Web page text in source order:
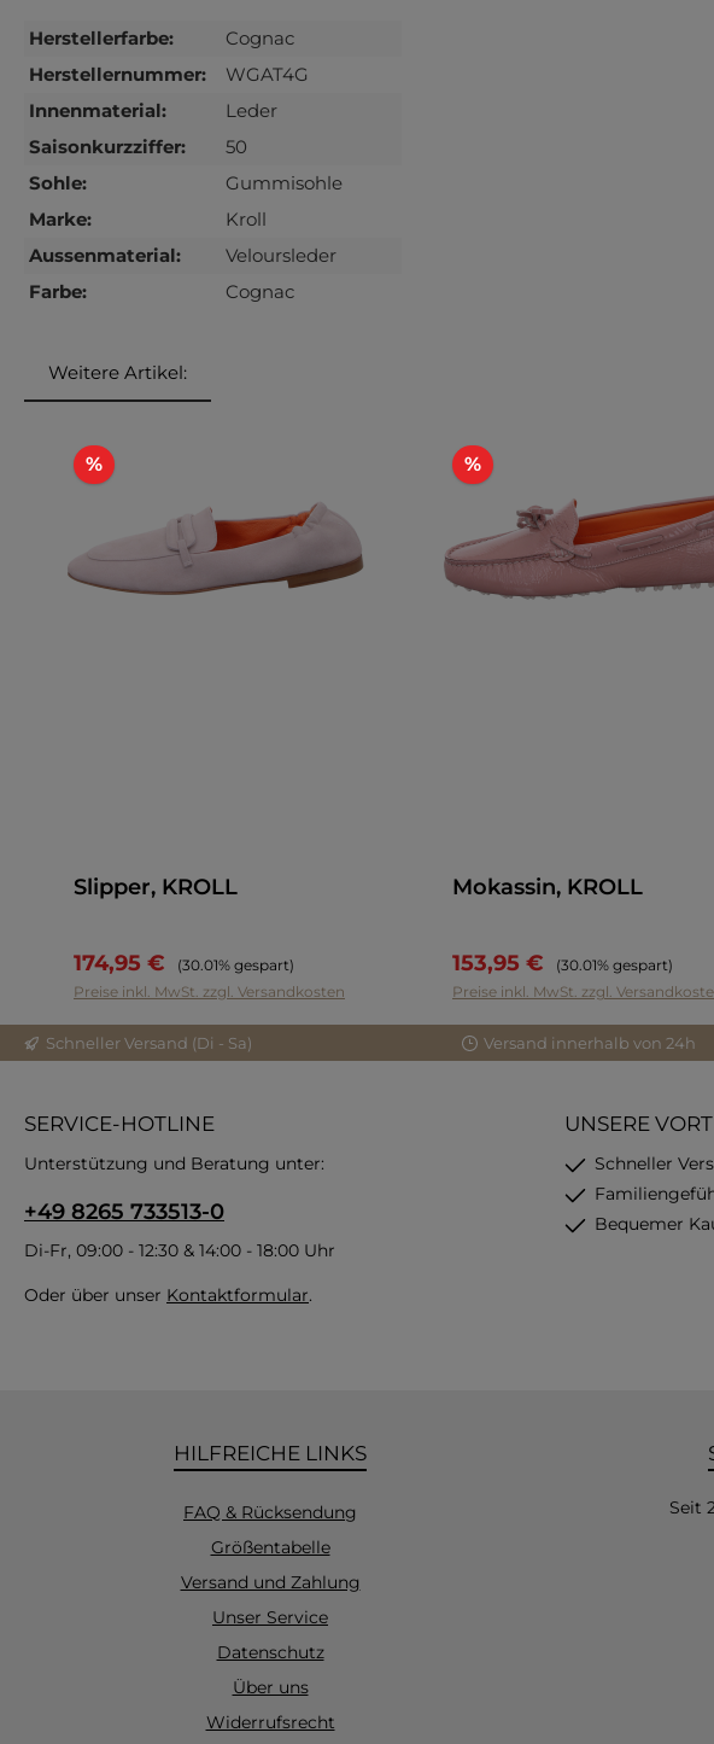
Herstellerfarbe:
Cognac
Herstellernummer:
WGAT4G
Innenmaterial:
Leder
Saisonkurzziffer:
50
Sohle:
Gummisohle
Marke:
Kroll
Aussenmaterial:
Veloursleder
Farbe:
Cognac
Weitere Artikel:
%Rabatt
Slipper, KROLL
174,95 € Regulärer Preis:
(30.01% gespart)
Preise inkl. MwSt. zzgl. Versandkosten
%Rabatt
Mokassin, KROLL
153,95 € Regulärer Preis:
(30.01% gespart)
Preise inkl. MwSt. zzgl.
Schneller Versand (Di - Sa) Versand innerhalb von 24h
SERVICE-HOTLINE
Unterstützung und Beratung unter:
+49 8265 733513-0
Di-Fr, 09:00 - 12:30 & 14:00 - 18:00 Uhr
Oder über unser Kontaktformular.
UNSERE
Schneller
Bequemer
HILFREICHE LINKS
FAQ & Rücksendung
Größentabelle
Versand und Zahlung
Unser Service
Datenschutz
Über uns
Widerrufsrecht
Seit